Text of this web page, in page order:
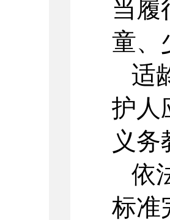
当履
童、
适
护人
义务
依
标准